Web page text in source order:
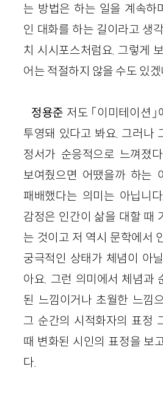
는 방법은 하는 일을 계속하
인 대화를 하는 길이라고 생
치 시시포스처럼요. 그렇게
어는 적절하지 않을 수도 있겠
정용준 저도 「이미테이션
투영돼 있다고 봐요. 그러나
정서가 순응적으로 느껴졌
보여줬으면 어땠을까 하는
패배했다는 의미는 아닙니
감정은 인간이 삶을 대할 때
는 것이고 저 역시 문학에서
궁극적인 상태가 체념이 아
아요. 그런 의미에서 체념과
된 느낌이거나 초월한 느낌
그 순간의 시적화자의 표정
때 변화된 시인의 표정을 보
다.